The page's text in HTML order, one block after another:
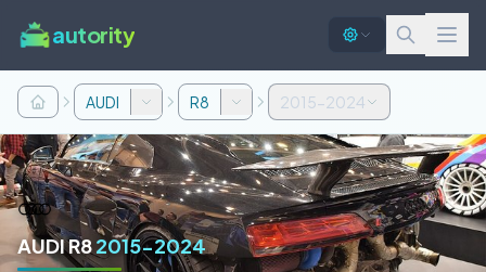
autority
AUDI R8 2015-2024
AUDI R82015-2024